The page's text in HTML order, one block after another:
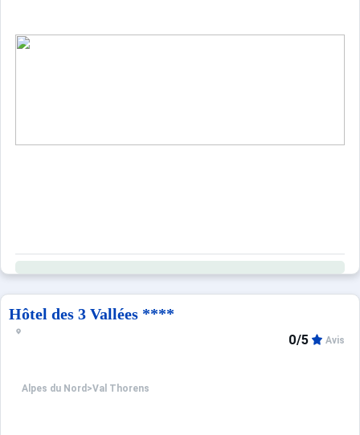
Hôtel des 3 Vallées ****
Alpes du Nord >Val Thorens
0/5 Avis